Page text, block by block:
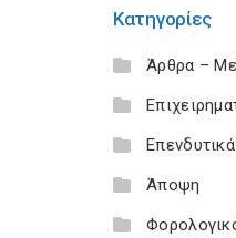
Κατηγορίες
Άρθρα –
Άποψη